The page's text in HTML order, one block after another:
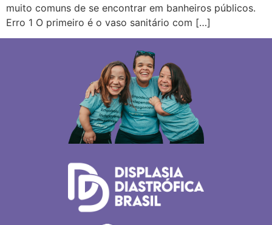
muito comuns de se encontrar em banheiros públicos.
Erro 1 O primeiro é o vaso sanitário com […]